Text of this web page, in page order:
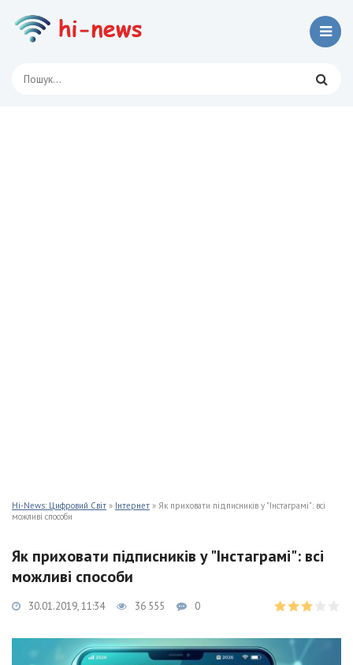
Hi-News: Цифровий Світ » Інтернет » Як приховати підписників у "Інстаграмі": всі
можливі способи
Як приховати підписників у "Інстаграмі": всі
можливі способи
30.01.2019, 11:34 36 555 0